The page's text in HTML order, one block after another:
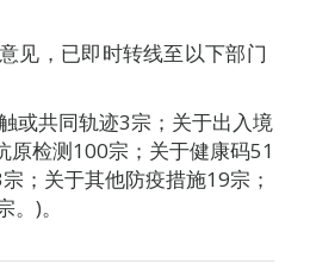
见，已即时转线至以下部门
或共同轨迹3宗；关于出入境
检测100宗；关于健康码51
；关于其他防疫措施19宗；
)。